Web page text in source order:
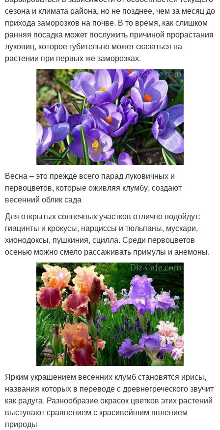
сезона и климата района, но не позднее, чем за месяц до
прихода заморозков на почве. В то время, как слишком
ранняя посадка может послужить причиной прорастания
луковиц, которое губительно может сказаться на
растении при первых же заморозках.
Весна – это прежде всего парад луковичных и
первоцветов, которые оживляя клумбу, создают
весенний облик сада
Для открытых солнечных участков отлично подойдут:
гиацинты и крокусы, нарциссы и тюльпаны, мускари,
хионодоксы, пушкиния, сцилла. Среди первоцветов
осенью можно смело рассаживать примулы и анемоны.
Ярким украшением весенних клумб становятся ирисы,
названия которых в переводе с древнегреческого звучит
как радуга. Разнообразие окрасок цветков этих растений
выступают сравнением с красивейшим явлением
природы